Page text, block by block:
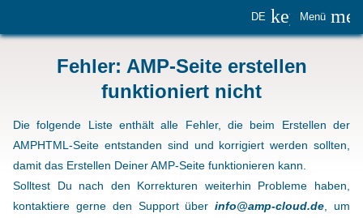
DE Menü
Fehler: AMP-Seite erstellen
funktioniert nicht
Die folgende Liste enthält alle Fehler, die beim Erstellen der
AMPHTML-Seite entstanden sind und korrigiert werden sollten,
damit das Erstellen Deiner AMP-Seite funktionieren kann.
Solltest Du nach den Korrekturen weiterhin Probleme haben,
kontaktiere gerne den Support überinfo@amp-cloud.de, um